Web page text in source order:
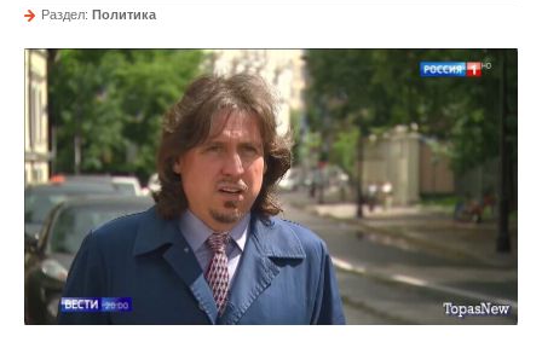
Раздел: Политика